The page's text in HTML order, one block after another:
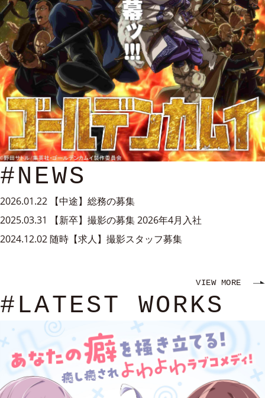
#NEWS
2026.01.22
【中途】総務の募集
2025.03.31
【新卒】撮影の募集 2026年4月入社
2024.12.02随時【求人】撮影スタッフ募集
VIEW MORE
#LATEST WORKS